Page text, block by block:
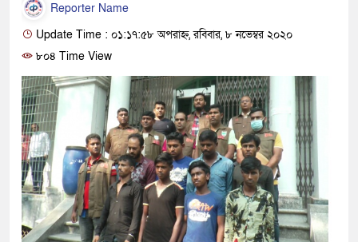
Reporter Name
Update Time : ০১:১৭:৫৮ অপরাহ্ন, রবিবার, ৮ নভেম্বর ২০২০
৮০৪ Time View